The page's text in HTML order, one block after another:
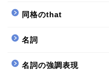
同格のthat
名詞
名詞の強調表現